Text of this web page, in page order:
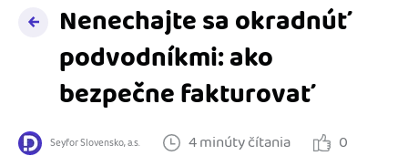
Správa kontaktov
Sledovanie cashflow
Spolupráca s účtovníkom
Cenník
Vzdelanie
Nenechajte sa okradnúť
podvodníkmi: ako
bezpečne fakturovať
Seyfor Slovensko, a.s. 4 minúty čítania 0